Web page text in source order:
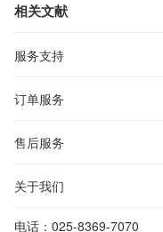
相关文献
服务支持
订单服务
售后服务
关于我们
电话： 025-8369-7070